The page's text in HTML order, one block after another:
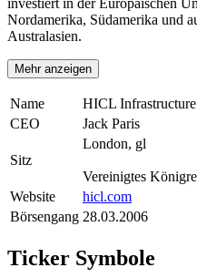
Nordamerika, Südamerika und
Australasien.
Mehr anzeigen
Name
HICL Infrastructure
CEO
Jack Paris
Sitz
London, gl
Vereinigtes
Website
hicl.com
Börsengang 28.03.2006
Ticker Symbole